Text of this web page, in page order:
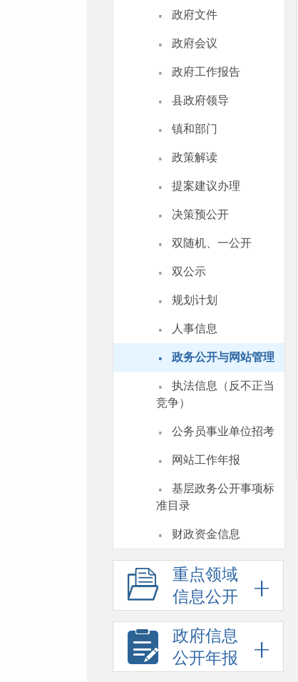
· 政府文件
· 政府会议
· 政府工作报告
· 县政府领导
· 镇和部门
· 政策解读
· 提案建议办理
· 决策预公开
· 双随机、一公开
· 双公示
· 规划计划
· 人事信息
· 政务公开与网站管理
·
执法信息（反不正当
竞争）
· 公务员事业单位招考
· 网站工作年报
·
基层政务公开事项标
准目录
· 财政资金信息
重点领域
信息公开
政府信息
公开年报